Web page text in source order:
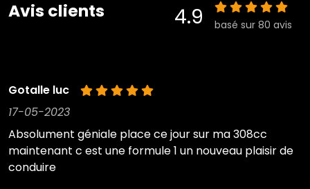
Avis clients 4.9 basé sur 80 avis
Gotalle luc
17-05-2023
Absolument géniale place ce jour sur ma 308cc
maintenant c est une formule 1 un nouveau plaisir de
conduire